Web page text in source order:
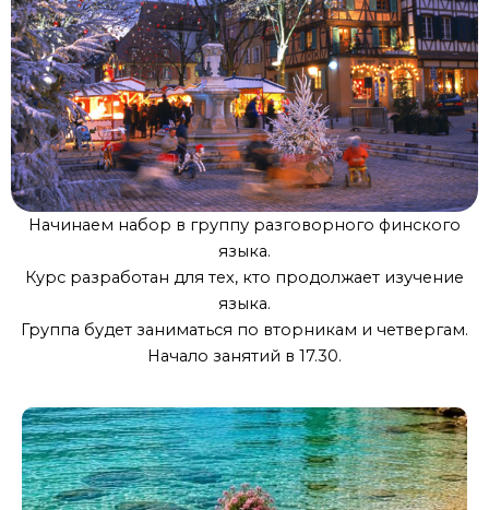
Начинаем набор в группу разговорного финского
языка.
Курс разработан для тех, кто продолжает изучение
языка.
Группа будет заниматься по вторникам и четвергам.
Начало занятий в 17.30.